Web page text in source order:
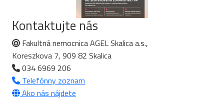
Kontaktujte nás
Fakultná nemocnica AGEL Skalica a.s.,
Koreszkova 7, 909 82 Skalica
034 6969 206
Telefónny zoznam
Ako nás nájdete